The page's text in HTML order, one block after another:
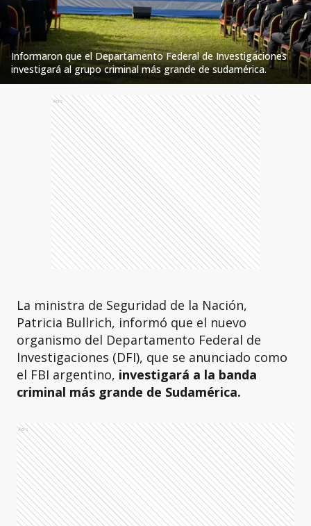
Informaron que el Departamento Federal de Investigaciones
investigará al grupo criminal más grande de sudamérica.
Ads
La ministra de Seguridad de la Nación,
Patricia Bullrich, informó que el nuevo
organismo del Departamento Federal de
Investigaciones (DFI), que se anunciado como
el FBI argentino, investigará a la banda
criminal más grande de Sudamérica.
Ads